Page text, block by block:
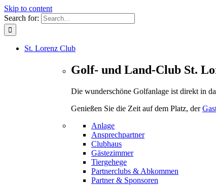
Skip to content
Search for:
St. Lorenz Club
Golf- und Land-Club St.
Die wunderschöne Golfanlage ist direkt in
Genießen Sie die Zeit auf dem Platz, der
Anlage
Ansprechpartner
Clubhaus
Gästezimmer
Tiergehege
Partnerclubs & Abkommen
Partner & Sponsoren